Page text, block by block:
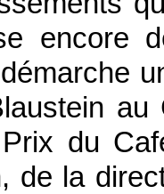
encore
du
de la